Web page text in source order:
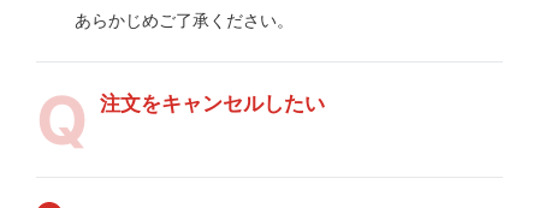
あらかじめご了承ください。
注文をキャンセルしたい